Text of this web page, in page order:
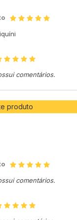
comentários.
produto
comentários.